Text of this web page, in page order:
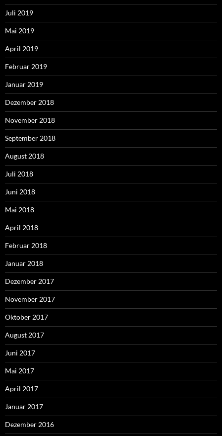
Juli 2019
Mai 2019
April 2019
Februar 2019
Januar 2019
Dezember 2018
November 2018
September 2018
August 2018
Juli 2018
Juni 2018
Mai 2018
April 2018
Februar 2018
Januar 2018
Dezember 2017
November 2017
Oktober 2017
August 2017
Juni 2017
Mai 2017
April 2017
Januar 2017
Dezember 2016